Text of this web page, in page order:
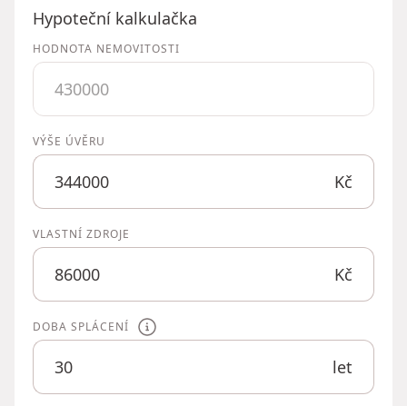
Hypoteční kalkulačka
HODNOTA NEMOVITOSTI
VÝŠE ÚVĚRU
Kč
VLASTNÍ ZDROJE
Kč
DOBA SPLÁCENÍ
let